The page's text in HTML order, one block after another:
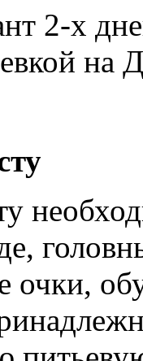
2-х
на
очки,